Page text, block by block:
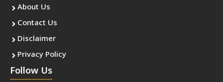
About Us
Contact Us
Disclaimer
Privacy Policy
Follow Us